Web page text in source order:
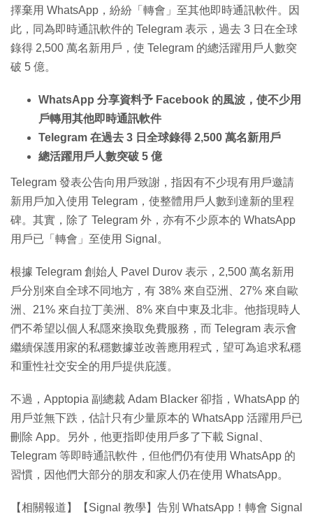
擇棄用 WhatsApp，紛紛「轉會」至其他即時通訊軟件。因
此，同為即時通訊軟件的 Telegram 表示，過去 3 日在全球
錄得 2,500 萬名新用戶，使 Telegram 的總活躍用戶人數突
破 5 億。
WhatsApp 分享資料予 Facebook 的風波，使不少用
戶轉用其他即時通訊軟件
Telegram 在過去 3 日全球錄得 2,500 萬名新用戶
總活躍用戶人數突破 5 億
Telegram 發表公告向用戶致謝，指因有不少現有用戶邀請
新用戶加入使用 Telegram，使整體用戶人數到達新的里程
碑。其實，除了 Telegram 外，亦有不少原本的 WhatsApp
用戶已「轉會」至使用 Signal。
根據 Telegram 創始人 Pavel Durov 表示，2,500 萬名新用
戶分別來自全球不同地方，有 38% 來自亞洲、27% 來自歐
洲、21% 來自拉丁美洲、8% 來自中東及北非。他指現時人
們不希望以個人私隱來換取免費服務，而 Telegram 表示會
繼續保護用家的私穩數據並改善應用程式，望可為追求私穩
和重性社交安全的用戶提供庇護。
不過，Apptopia 副總裁 Adam Blacker 卻指，WhatsApp 的
用戶並無下跌，估計只有少量原本的 WhatsApp 活躍用戶已
刪除 App。另外，他更指即使用戶多了下載 Signal、
Telegram 等即時通訊軟件，但他們仍有使用 WhatsApp 的
習慣，因他們大部分的朋友和家人仍在使用 WhatsApp。
【相關報道】【Signal 教學】告別 WhatsApp！轉會 Signal